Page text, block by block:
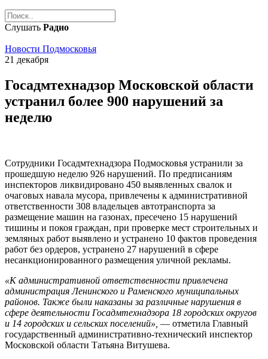
Слушать Радио
Новости Подмосковья
21 декабря
Госадмтехнадзор Московской области
устранил более 900 нарушений за
неделю
Сотрудники Госадмтехнадзора Подмосковья устранили за
прошедшую неделю 926 нарушений. По предписаниям
инспекторов ликвидировано 450 выявленных свалок и
очаговых навала мусора, привлечены к административной
ответственности 308 владельцев автотранспорта за
размещение машин на газонах, пресечено 15 нарушений
тишины и покоя граждан, при проверке мест строительных и
земляных работ выявлено и устранено 10 фактов проведения
работ без ордеров, устранено 27 нарушений в сфере
несанкционированного размещения уличной рекламы.
«К административной ответственности привлечена
администрация Ленинского и Раменского муниципальных
районов. Также были наказаны за различные нарушения в
сфере деятельности Госадмтехнадзора 18 городских округов
и 14 городских и сельских поселений», — отметила Главный
государственный административно-технический инспектор
Московской области Татьяна Витушева.